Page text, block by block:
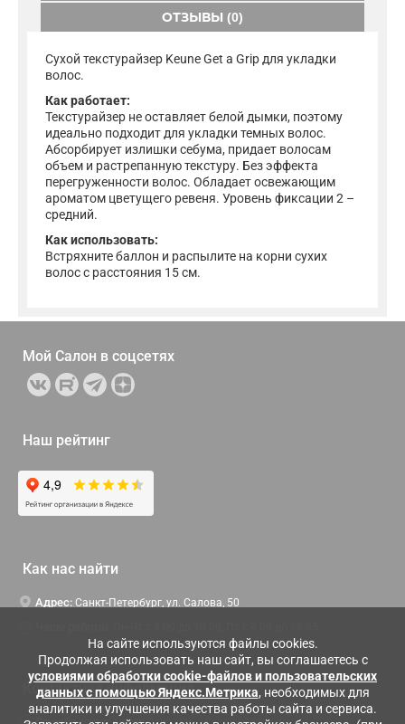
На сайте используются файлы cookies.
Продолжая использовать наш сайт, вы соглашаетесь с
условиями обработки cookie-файлов и пользовательских
данных с помощью Яндекс.Метрика, необходимых для
аналитики и улучшения качества работы сайта и сервиса.
ОТЗЫВЫ (0)
Сухой текстурайзер Keune Get a Grip для укладки
волос.
Как работает:
Текстурайзер не оставляет белой дымки, поэтому
идеально подходит для укладки темных волос.
Абсорбирует излишки себума, придает волосам
объем и растрепанную текстуру. Без эффекта
перегруженности волос. Обладает освежающим
ароматом цветущего ревеня. Уровень фиксации 2 –
средний.
Как использовать:
Встряхните баллон и распылите на корни сухих
волос с расстояния 15 см.
Мой Салон в соцсетях
Наш рейтинг
Как нас найти
Адрес: Санкт-Петербург, ул. Салова, 50
Контактная информация